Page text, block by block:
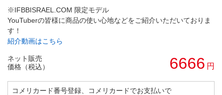
※IFBBISRAEL.COM 限定モデル
YouTuberの皆様に商品の使い心地などをご紹介いただいておりま
す！
紹介動画はこちら
ネット販売
価格（税込）
6666 円
コメリカード番号登録、コメリカードでお支払いで